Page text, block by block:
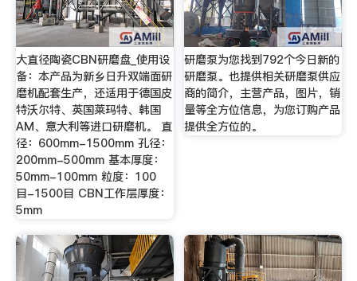
大直径陶瓷CBN研磨盘_使用设
备：本产品为新乡日升双端面研
磨机配套生产，还适用于德国皮
特沃尔特、英国莱玛特、韩国
AM、意大利等进口研磨机。 直
径：600mm-1500mm 孔径：
200mm-500mm 基本厚度：
50mm-100mm 粒度：100
目-1500目 CBN工作层厚度：
5mm
研磨泵为您找到792个今日新的
研磨泵。也提供相关研磨泵供应
商的简介，主营产品，图片，销
量等全方位信息，为您订购产品
提供全方位的。